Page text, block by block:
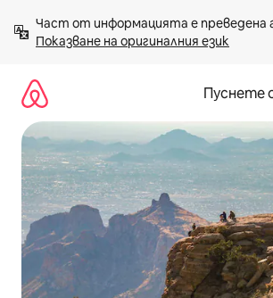
към
съдържанието
Показване на оригиналния език
Пуснете